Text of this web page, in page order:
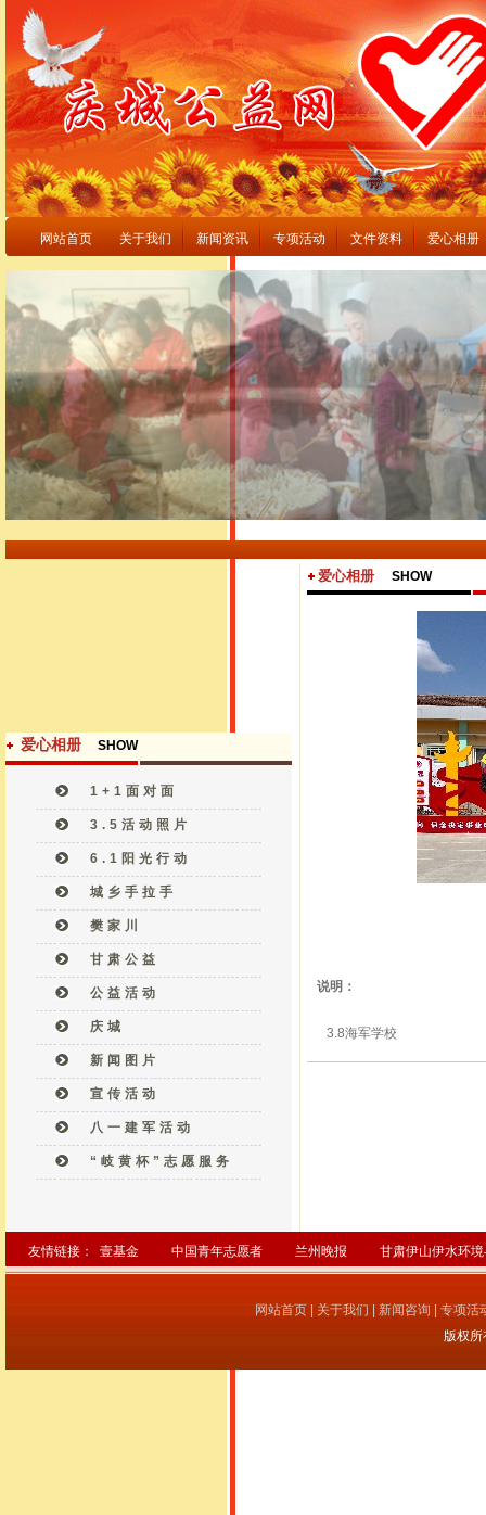
网站首页 关于我们 新闻资讯 专项活动 文件资料 爱心相册
爱心相册 SHOW
1+1面对面
3.5活动照片
6.1阳光行动
城乡手拉手
樊家川
甘肃公益
公益活动
庆城
新闻图片
宣传活动
八一建军活动
“岐黄杯”志愿服务
爱心相册 SHOW
说明：
3.8海军学校
友情链接： 壹基金 中国青年志愿者 兰州晚报 甘肃伊山伊水环
网站首页 关于我们 新闻咨询
专项活
版权所